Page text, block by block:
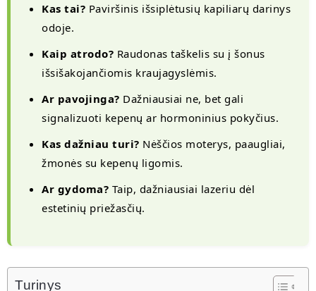
Kas tai? Paviršinis išsiplėtusių kapiliarų darinys
odoje.
Kaip atrodo? Raudonas taškelis su į šonus
išsišakojančiomis kraujagyslėmis.
Ar pavojinga? Dažniausiai ne, bet gali
signalizuoti kepenų ar hormoninius pokyčius.
Kas dažniau turi? Nėščios moterys, paaugliai,
žmonės su kepenų ligomis.
Ar gydoma? Taip, dažniausiai lazeriu dėl
estetinių priežasčių.
Turinys